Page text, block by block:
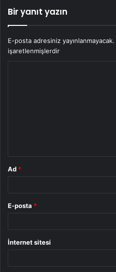
Bir yanıt yazın
E-posta adresiniz yayınlanmayacak.
işaretlenmişlerdir
Ad *
E-posta *
İnternet sitesi